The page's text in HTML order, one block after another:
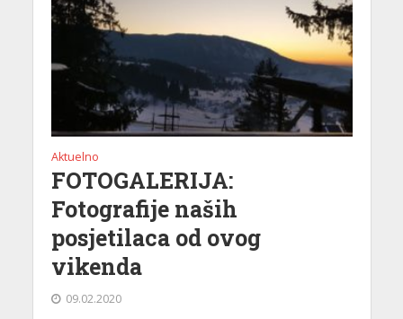
Aktuelno
FOTOGALERIJA:
Fotografije naših
posjetilaca od ovog
vikenda
09.02.2020